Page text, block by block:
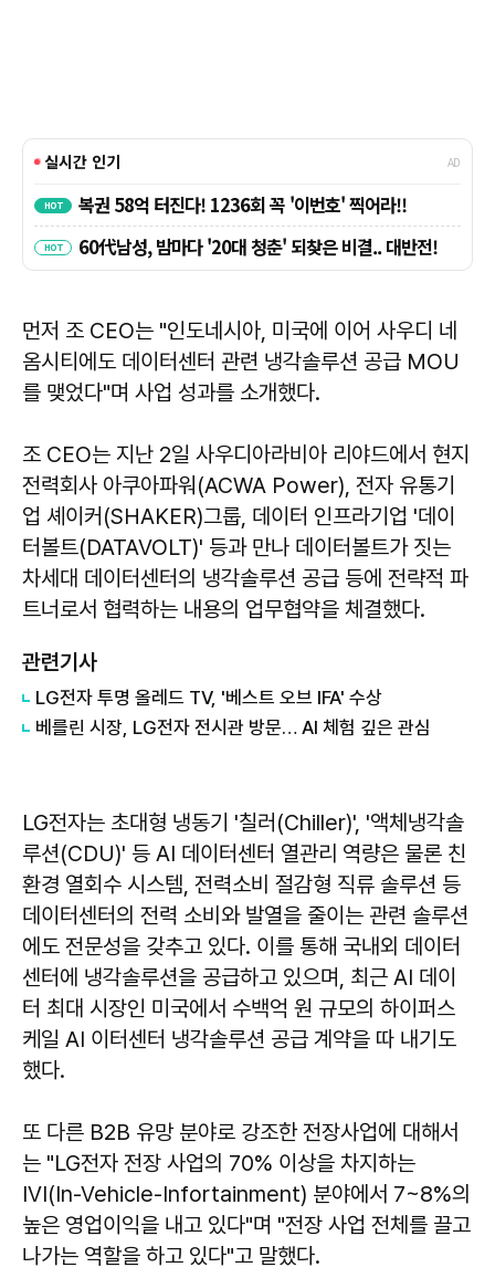
먼저 조 CEO는 "인도네시아, 미국에 이어 사우디 네
옴시티에도 데이터센터 관련 냉각솔루션 공급 MOU
를 맺었다"며 사업 성과를 소개했다.
조 CEO는 지난 2일 사우디아라비아 리야드에서 현지
전력회사 아쿠아파워(ACWA Power), 전자 유통기
업 셰이커(SHAKER)그룹, 데이터 인프라기업 '데이
터볼트(DATAVOLT)' 등과 만나 데이터볼트가 짓는
차세대 데이터센터의 냉각솔루션 공급 등에 전략적 파
트너로서 협력하는 내용의 업무협약을 체결했다.
관련기사
LG전자 투명 올레드 TV, '베스트 오브 IFA' 수상
베를린 시장, LG전자 전시관 방문… AI 체험 깊은 관심
LG전자는 초대형 냉동기 '칠러(Chiller)', '액체냉각솔
루션(CDU)' 등 AI 데이터센터 열관리 역량은 물론 친
환경 열회수 시스템, 전력소비 절감형 직류 솔루션 등
데이터센터의 전력 소비와 발열을 줄이는 관련 솔루션
에도 전문성을 갖추고 있다. 이를 통해 국내외 데이터
센터에 냉각솔루션을 공급하고 있으며, 최근 AI 데이
터 최대 시장인 미국에서 수백억 원 규모의 하이퍼스
케일 AI 이터센터 냉각솔루션 공급 계약을 따 내기도
했다.
또 다른 B2B 유망 분야로 강조한 전장사업에 대해서
는 "LG전자 전장 사업의 70% 이상을 차지하는
IVI(In-Vehicle-Infortainment) 분야에서 7~8%의
높은 영업이익을 내고 있다"며 "전장 사업 전체를 끌고
나가는 역할을 하고 있다"고 말했다.